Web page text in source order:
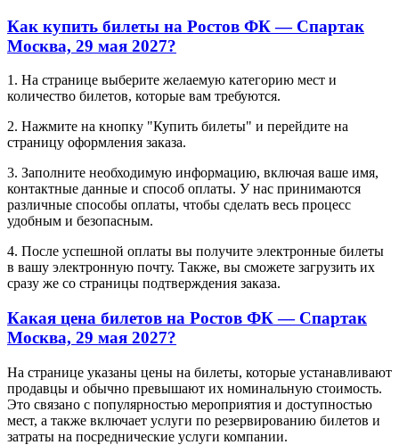
Как купить билеты на Ростов ФК — Спартак
Москва, 29 мая 2027?
1. На странице выберите желаемую категорию мест и
количество билетов, которые вам требуются.
2. Нажмите на кнопку "Купить билеты" и перейдите на
страницу оформления заказа.
3. Заполните необходимую информацию, включая ваше имя,
контактные данные и способ оплаты. У нас принимаются
различные способы оплаты, чтобы сделать весь процесс
удобным и безопасным.
4. После успешной оплаты вы получите электронные билеты
в вашу электронную почту. Также, вы сможете загрузить их
сразу же со страницы подтверждения заказа.
Какая цена билетов на Ростов ФК — Спартак
Москва, 29 мая 2027?
На странице указаны цены на билеты, которые устанавливают
продавцы и обычно превышают их номинальную стоимость.
Это связано с популярностью мероприятия и доступностью
мест, а также включает услуги по резервированию билетов и
затраты на посреднические услуги компании.